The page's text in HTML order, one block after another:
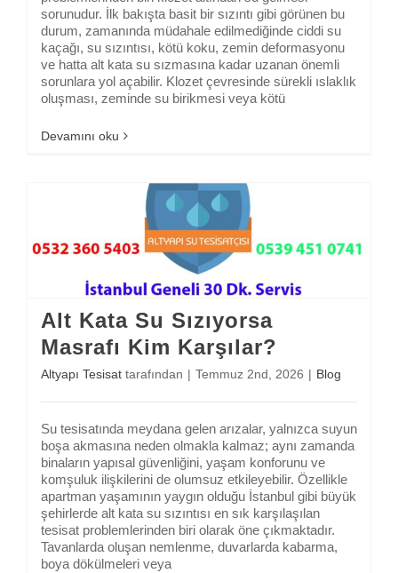
sorunudur. İlk bakışta basit bir sızıntı gibi görünen bu
durum, zamanında müdahale edilmediğinde ciddi su
kaçağı, su sızıntısı, kötü koku, zemin deformasyonu
ve hatta alt kata su sızmasına kadar uzanan önemli
sorunlara yol açabilir. Klozet çevresinde sürekli ıslaklık
oluşması, zeminde su birikmesi veya kötü
Devamını oku
Alt Kata Su Sızıyorsa
Masrafı Kim Karşılar?
Altyapı Tesisat tarafından | Temmuz 2nd, 2026 | Blog
Su tesisatında meydana gelen arızalar, yalnızca suyun
boşa akmasına neden olmakla kalmaz; aynı zamanda
binaların yapısal güvenliğini, yaşam konforunu ve
komşuluk ilişkilerini de olumsuz etkileyebilir. Özellikle
apartman yaşamının yaygın olduğu İstanbul gibi büyük
şehirlerde alt kata su sızıntısı en sık karşılaşılan
tesisat problemlerinden biri olarak öne çıkmaktadır.
Tavanlarda oluşan nemlenme, duvarlarda kabarma,
boya dökülmeleri veya